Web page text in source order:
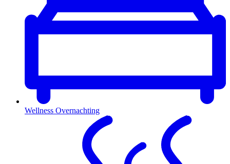
Wellness Overnachting